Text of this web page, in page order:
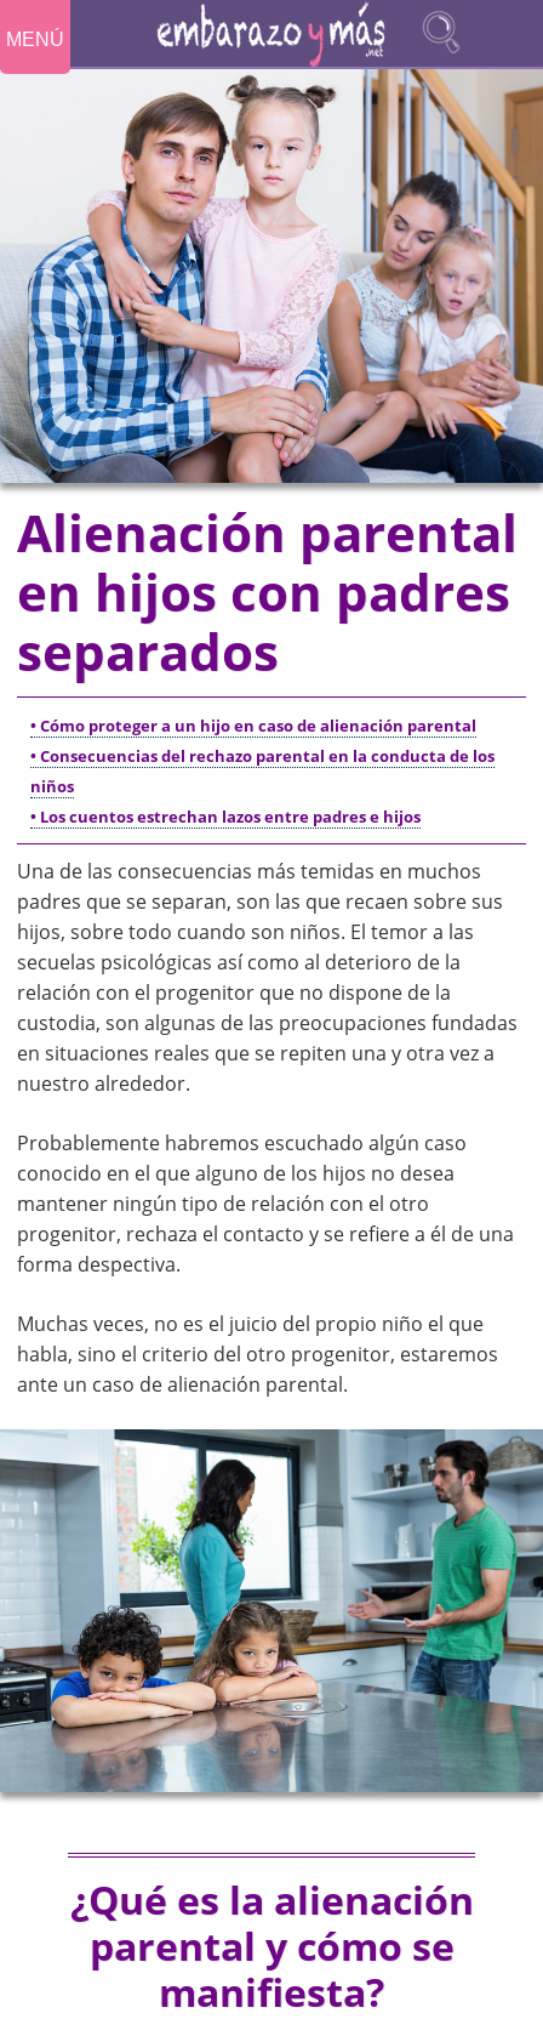
MENÚ
Alienación parental
en hijos con padres
separados
• Cómo proteger a un hijo en caso de alienación parental
• Consecuencias del rechazo parental en la conducta de los
niños
• Los cuentos estrechan lazos entre padres e hijos
Una de las consecuencias más temidas en muchos
padres que se separan, son las que recaen sobre sus
hijos, sobre todo cuando son niños. El temor a las
secuelas psicológicas así como al deterioro de la
relación con el progenitor que no dispone de la
custodia, son algunas de las preocupaciones fundadas
en situaciones reales que se repiten una y otra vez a
nuestro alrededor.
Probablemente habremos escuchado algún caso
conocido en el que alguno de los hijos no desea
mantener ningún tipo de relación con el otro
progenitor, rechaza el contacto y se refiere a él de una
forma despectiva.
Muchas veces, no es el juicio del propio niño el que
habla, sino el criterio del otro progenitor, estaremos
ante un caso de alienación parental.
¿Qué es la alienación
parental y cómo se
manifiesta?